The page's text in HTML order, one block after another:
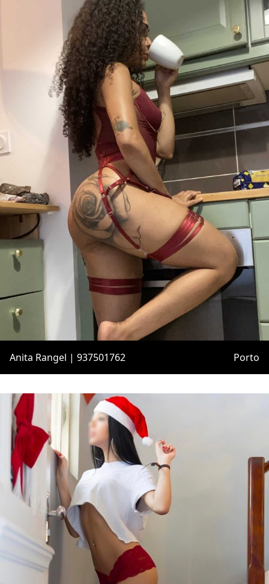
Anita Rangel | 937501762 Porto